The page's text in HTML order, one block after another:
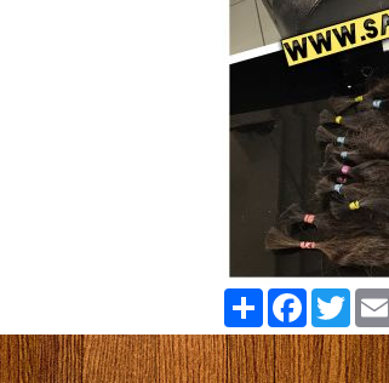
Paylaş FacebookTwitter